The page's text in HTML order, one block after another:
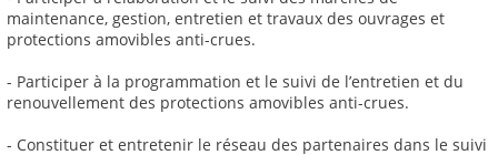
maintenance, gestion, entretien et travaux des ouvrages et
protections amovibles anti-crues.
- Participer à la programmation et le suivi de l’entretien et du
renouvellement des protections amovibles anti-crues.
- Constituer et entretenir le réseau des partenaires dans le suivi